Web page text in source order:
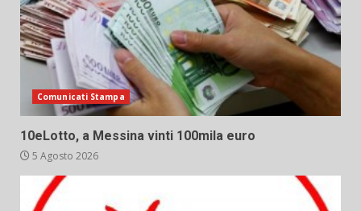
Comunicati Stampa
10eLotto, a Messina vinti 100mila euro
5 Agosto 2026